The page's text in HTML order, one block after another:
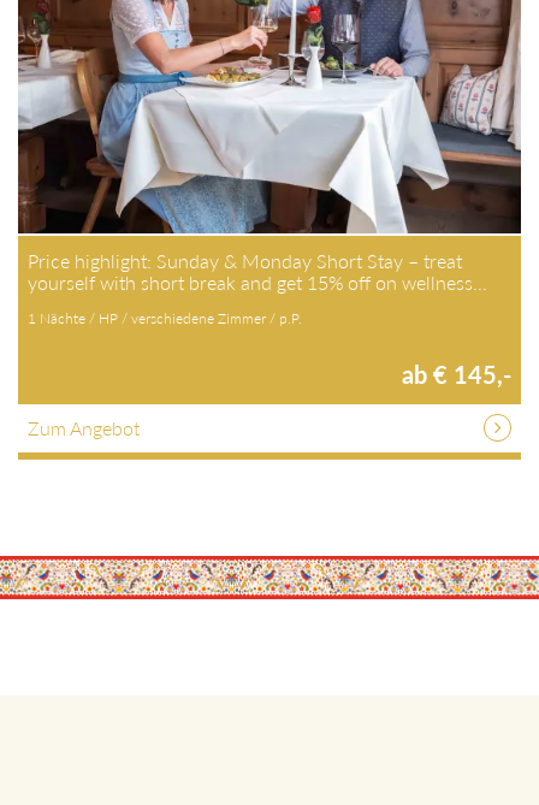
Price highlight: Sunday & Monday Short Stay – treat
yourself with short break and get 15% off on wellness…
1 Nächte / HP / verschiedene Zimmer / p.P.
ab € 145,-
Zum Angebot